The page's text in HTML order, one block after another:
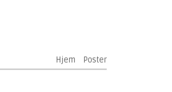
Hjem Poster